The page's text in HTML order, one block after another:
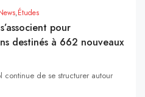
,Études
pour
destinés à 662 nouveaux
de se structurer autour